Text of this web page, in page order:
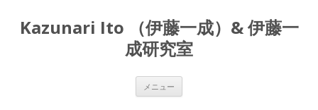
Kazunari Ito （伊藤一成）& 伊藤一
成研究室
メニュー